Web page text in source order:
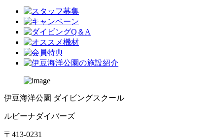
伊豆海洋公園 ダイビングスクール
ルビーナダイバーズ
〒413-0231